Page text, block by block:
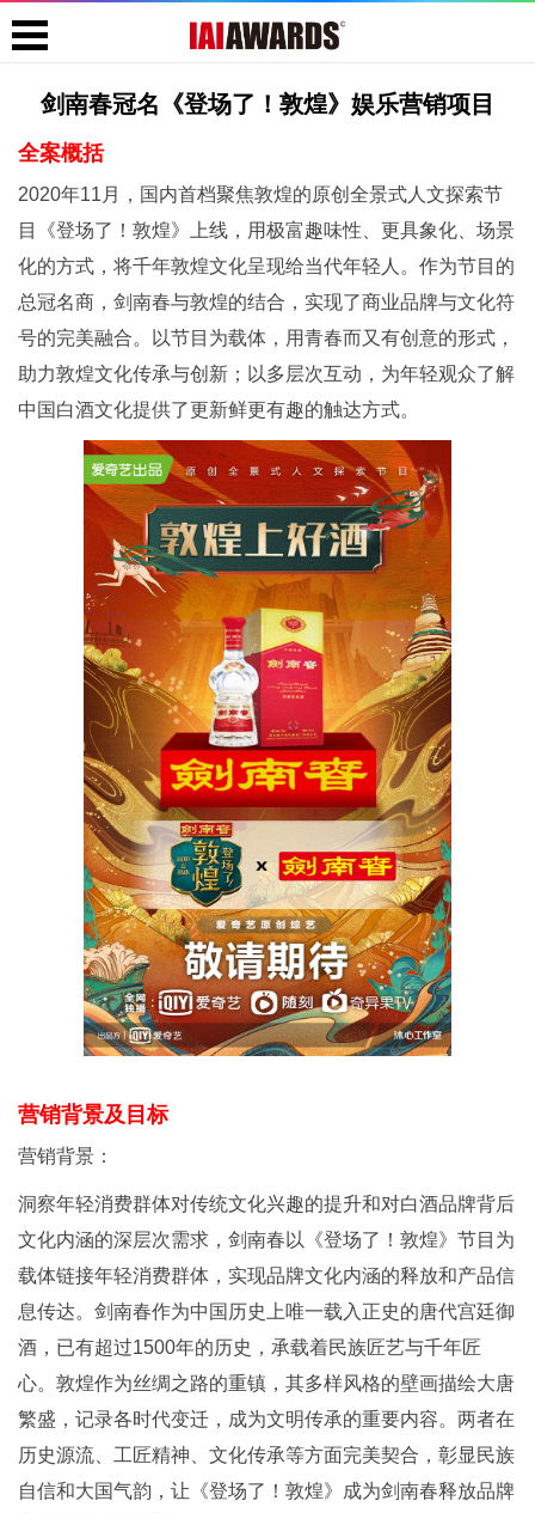
剑南春冠名《登场了！敦煌》娱乐营销项目
全案概括
2020年11月，国内首档聚焦敦煌的原创全景式人文探索节
目《登场了！敦煌》上线，用极富趣味性、更具象化、场景
化的方式，将千年敦煌文化呈现给当代年轻人。作为节目的
总冠名商，剑南春与敦煌的结合，实现了商业品牌与文化符
号的完美融合。以节目为载体，用青春而又有创意的形式，
助力敦煌文化传承与创新；以多层次互动，为年轻观众了解
中国白酒文化提供了更新鲜更有趣的触达方式。
营销背景及目标
营销背景：
洞察年轻消费群体对传统文化兴趣的提升和对白酒品牌背后
文化内涵的深层次需求，剑南春以《登场了！敦煌》节目为
载体链接年轻消费群体，实现品牌文化内涵的释放和产品信
息传达。剑南春作为中国历史上唯一载入正史的唐代宫廷御
酒，已有超过1500年的历史，承载着民族匠艺与千年匠
心。敦煌作为丝绸之路的重镇，其多样风格的壁画描绘大唐
繁盛，记录各时代变迁，成为文明传承的重要内容。两者在
历史源流、工匠精神、文化传承等方面完美契合，彰显民族
自信和大国气韵，让《登场了！敦煌》成为剑南春释放品牌